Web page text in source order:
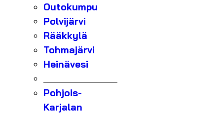
Outokumpu
Polvijärvi
Rääkkylä
Tohmajärvi
Heinävesi
Pohjois-
Karjalan